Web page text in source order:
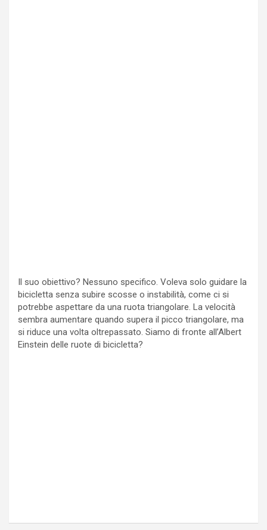
Il suo obiettivo? Nessuno specifico. Voleva solo guidare la
bicicletta senza subire scosse o instabilità, come ci si
potrebbe aspettare da una ruota triangolare. La velocità
sembra aumentare quando supera il picco triangolare, ma
si riduce una volta oltrepassato. Siamo di fronte all’Albert
Einstein delle ruote di bicicletta?